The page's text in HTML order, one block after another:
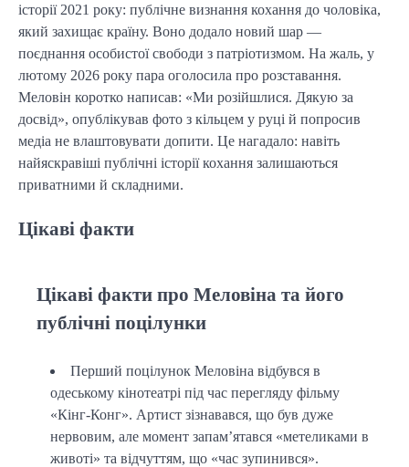
історії 2021 року: публічне визнання кохання до чоловіка,
який захищає країну. Воно додало новий шар —
поєднання особистої свободи з патріотизмом. На жаль, у
лютому 2026 року пара оголосила про розставання.
Меловін коротко написав: «Ми розійшлися. Дякую за
досвід», опублікував фото з кільцем у руці й попросив
медіа не влаштовувати допити. Це нагадало: навіть
найяскравіші публічні історії кохання залишаються
приватними й складними.
Цікаві факти
Цікаві факти про Меловіна та його
публічні поцілунки
Перший поцілунок Меловіна відбувся в
одеському кінотеатрі під час перегляду фільму
«Кінг-Конг». Артист зізнавався, що був дуже
нервовим, але момент запам’ятався «метеликами в
животі» та відчуттям, що «час зупинився».